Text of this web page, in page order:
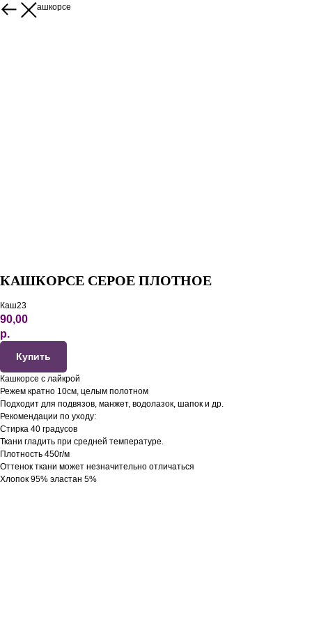
Каталог кашкорсе
КАШКОРСЕ СЕРОЕ ПЛОТНОЕ
Каш23
90,00
р.
Купить
Кашкорсе с лайкрой
Режем кратно 10см, целым полотном
Подходит для подвязов, манжет, водолазок, шапок и др.
Рекомендации по уходу:
Стирка 40 градусов
Ткани гладить при средней температуре.
Плотность 450г/м
Оттенок ткани может незначительно отличаться
Хлопок 95% эластан 5%